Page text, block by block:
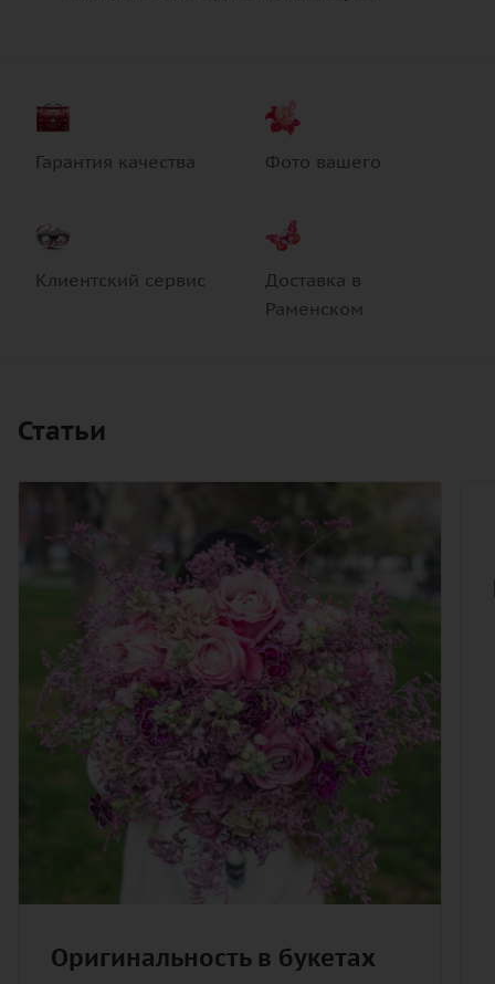
Гарантия качества Фото вашего
Клиентский сервис
Доставка в
Раменском
Статьи
Оригинальность в букетах